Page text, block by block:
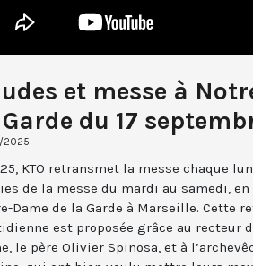
et messe à
du 17
2025
KTO retransmet la messe chaque
de la messe du mardi au samedi,
Dame de la Garde à Marseille. Cette
est proposée grâce au recteur
le père Olivier Spinosa, et à